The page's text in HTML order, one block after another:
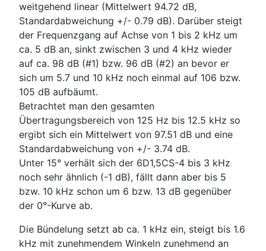
weitgehend linear (Mittelwert 94.72 dB,
Standardabweichung +/- 0.79 dB). Darüber steigt
der Frequenzgang auf Achse von 1 bis 2 kHz um
ca. 5 dB an, sinkt zwischen 3 und 4 kHz wieder
auf ca. 98 dB (#1) bzw. 96 dB (#2) an bevor er
sich um 5.7 und 10 kHz noch einmal auf 106 bzw.
105 dB aufbäumt.
Betrachtet man den gesamten
Übertragungsbereich von 125 Hz bis 12.5 kHz so
ergibt sich ein Mittelwert von 97.51 dB und eine
Standardabweichung von +/- 3.74 dB.
Unter 15° verhält sich der 6D1,5CS-4 bis 3 kHz
noch sehr ähnlich (-1 dB), fällt dann aber bis 5
bzw. 10 kHz schon um 6 bzw. 13 dB gegenüber
der 0°-Kurve ab.
Die Bündelung setzt ab ca. 1 kHz ein, steigt bis 1.6
kHz mit zunehmendem Winkeln zunehmend an